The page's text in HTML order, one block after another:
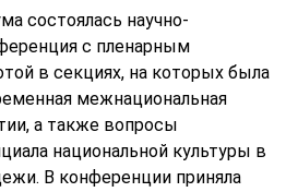
состоялась научно-
с пленарным
в секциях, на которых была
межнациональная
а также вопросы
национальной культуры в
В конференции приняла